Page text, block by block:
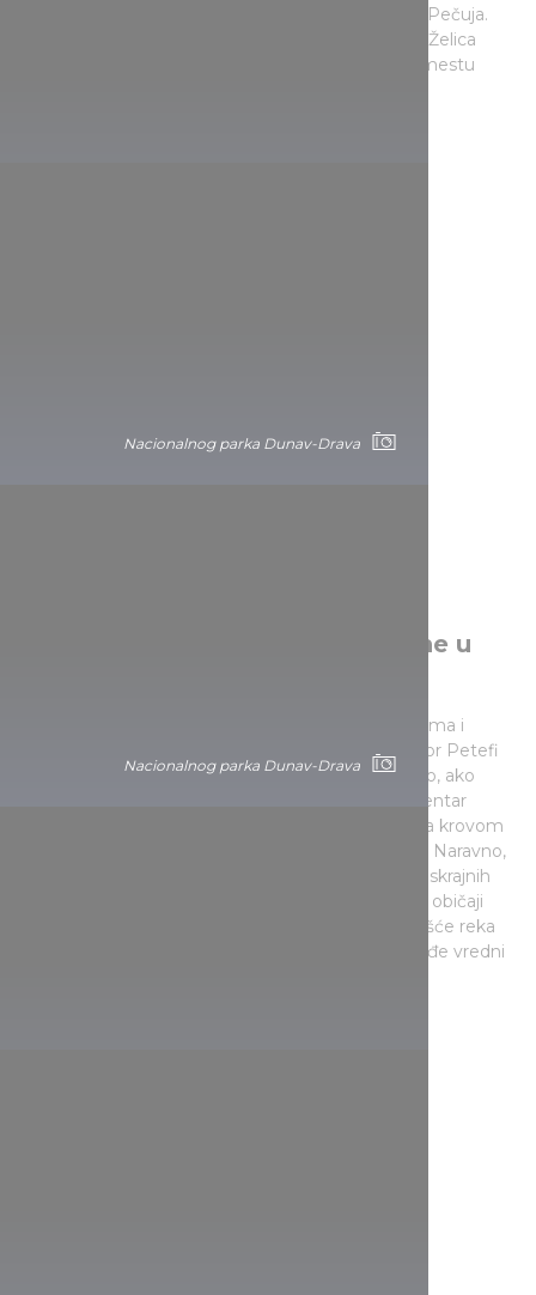
stalaktite pećine Abaliget ili obale jezera u okolini Pečuja.
Predeo je bogat divljim životinjama, a u šumama Želica
imate prilike da bliže upoznate jelene na farmi u mestu
Nacionalnog parka Dunav-Drava
Nacionalnog parka Dunav-Drava
Stare mađarske tradicije oživljene u
Predeo Kiškunšaga prošaran je slaništima, rukavcima i
peščanim dinama. Poznati mađarski pesnik Šandor Petefi
opisivao ga je sa velikom ljubavlju, što je razumljivo, ako
upoznate mesta kao što su Bugacpusta ili stari centar
Čongrada, ribarsko selo čije belo okrečene kuće sa krovom
od trske verno čuvaju sećanje na prošla vremena. Naravno,
pejzaž mađarske nizije Alfeld je nezamisliv bez beskrajnih
livada na kojima pasu siva goveda i gde se čuvaju običaji
nekadašnjih čikoša. Na istom području nalazi se ušće reka
Kereš u Čongradu i najpoznatija plaža na Tisi, takođe vredni